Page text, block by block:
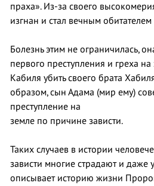
праха». Из-за своего
изгнан и стал вечным
Болезнь этим не ограничилась,
первого преступления и греха
Кабиля убить своего брата
образом, сын Адама (мир ему)
преступление на
земле по причине зависти.
Таких случаев в истории
зависти многие страдают и даже
описывает историю жизни